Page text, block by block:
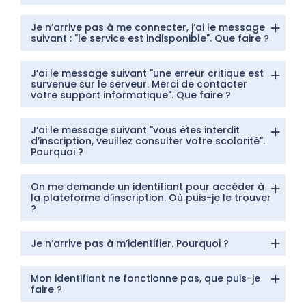
Je n’arrive pas à me connecter, j’ai le message
suivant : "le service est indisponible". Que faire ?
J’ai le message suivant "une erreur critique est
survenue sur le serveur. Merci de contacter
votre support informatique". Que faire ?
J’ai le message suivant "vous êtes interdit
d’inscription, veuillez consulter votre scolarité".
Pourquoi ?
On me demande un identifiant pour accéder à
la plateforme d’inscription. Où puis-je le trouver
?
Je n’arrive pas à m’identifier. Pourquoi ?
Mon identifiant ne fonctionne pas, que puis-je
faire ?